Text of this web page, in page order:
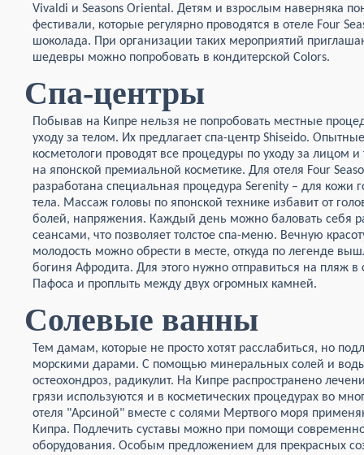
Vivaldi и Seasons Oriental. Детям и взрослым наверняка
фестивали, которые регулярно проводятся в отеле Four
шоколада. При организации таких мероприятий
шедевры можно попробовать в кондитерской Colors.
Спа-центры
Побывав на Кипре нельзя не попробовать местные
уходу за телом. Их предлагает спа-центр Shiseido. Опытные
косметологи проводят все процедуры по уходу за лицом и
на японской премиальной косметике. Для отеля Four
разработана специальная процедура Serenity – для кожи
тела. Массаж головы по японской технике избавит от
болей, напряжения. Каждый день можно баловать себя
сеансами, что позволяет толстое спа-меню. Вечную
молодость можно обрести в месте, откуда по легенде
богиня Афродита. Для этого нужно отправиться на пляж в
Пафоса и проплыть между двух огромных камней.
Солевые ванны
Тем дамам, которые не просто хотят расслабиться, но
морскими дарами. С помощью минеральных солей и
остеохондроз, радикулит. На Кипре распространено
грязи используются и в косметических процедурах во
отеля "Арсиной" вместе с солями Мертвого моря
Кипра. Подлечить суставы можно при помощи
оборудования. Особым предложением для прекрасных